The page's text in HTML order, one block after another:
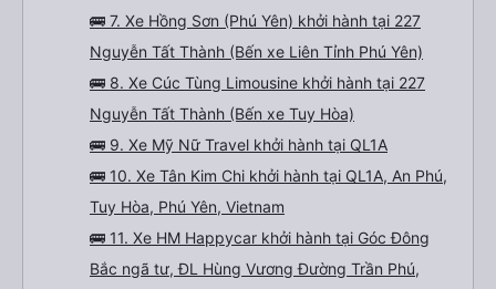
🚌 7. Xe Hồng Sơn (Phú Yên) khởi hành tại 227
Nguyễn Tất Thành (Bến xe Liên Tỉnh Phú Yên)
🚌 8. Xe Cúc Tùng Limousine khởi hành tại 227
Nguyễn Tất Thành (Bến xe Tuy Hòa)
🚌 9. Xe Mỹ Nữ Travel khởi hành tại QL1A
🚌 10. Xe Tân Kim Chi khởi hành tại QL1A, An Phú,
Tuy Hòa, Phú Yên, Vietnam
🚌 11. Xe HM Happycar khởi hành tại Góc Đông
Bắc ngã tư, ĐL Hùng Vương Đường Trần Phú,